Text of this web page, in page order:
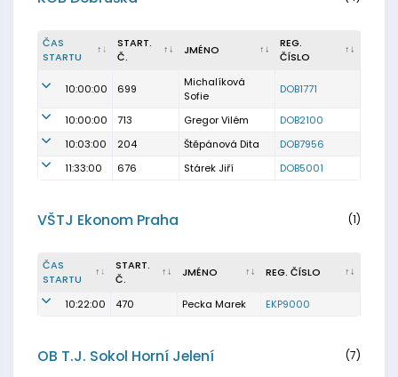
ČAS
STARTU
START.
Č.
JMÉNO
REG.
ČÍSLO
10:00:00 699
Michalíková
Sofie
DOB1771
10:00:00 713 Gregor Vilém
DOB2100
10:03:00
204 Štěpánová Dita
DOB7956
11:33:00
676 Stárek Jiří DOB5001
VŠTJ Ekonom Praha (1)
ČAS
STARTU
START.
Č.
JMÉNO REG. ČÍSLO
10:22:00 470 Pecka Marek EKP9000
OB T.J. Sokol Horní Jelení (7)